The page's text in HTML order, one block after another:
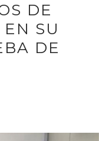
DE
SU
DE